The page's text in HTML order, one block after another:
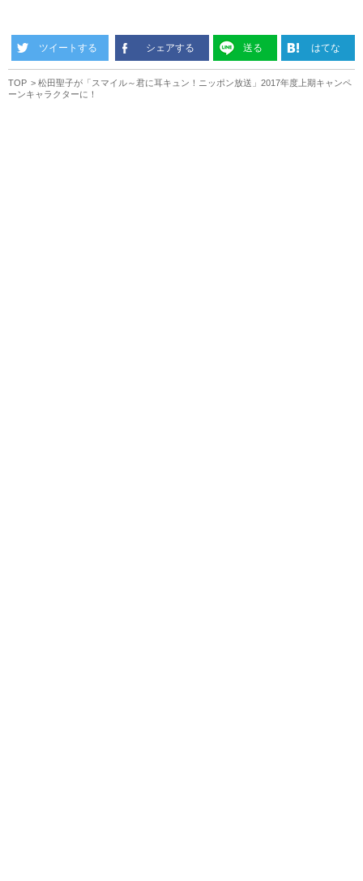
ツイートする シェアする 送る はてな
TOP
松田聖子が「スマイル～君に耳キュン！ニッポン放送」2017年度上期キャンペ
ーンキャラクターに！